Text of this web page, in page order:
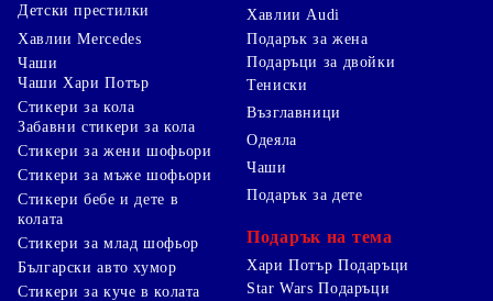
Детски престилки
Хавлии Audi
Хавлии Mercedes
Чаши
Чаши Хари Потър
Стикери за кола
Забавни стикери за кола
Стикери за жени шофьори
Стикери за мъже шофьори
Стикери бебе и дете в
колата
Стикери за млад шофьор
Български авто хумор
Стикери за куче в колата
Подарък за жена
Подаръци за двойки
Тениски
Възглавници
Одеяла
Чаши
Подарък за дете
Подарък на тема
Хари Потър Подаръци
Star Wars Подаръци